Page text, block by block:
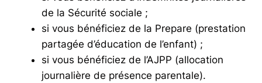
de la Sécurité sociale ;
si vous bénéficiez de la Prepare (prestation
partagée d’éducation de l’enfant) ;
si vous bénéficiez de l’AJPP (allocation
journalière de présence parentale).